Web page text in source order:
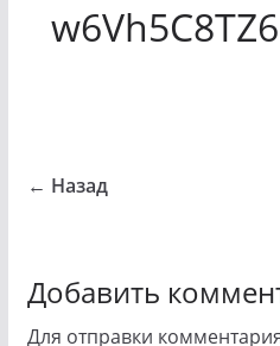
← Назад
Добавить
Для отправки